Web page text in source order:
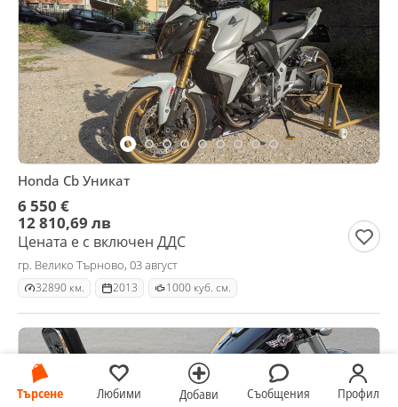
Търсене Любими Добави Съобщения Профил
Honda Cb Уникат
6 550 €
12 810,69 лв
Цената е с включен ДДС
гр. Велико Търново, 03 август
32890 км. 2013 1000 куб. см.